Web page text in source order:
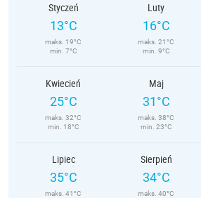
Styczeń
13°C
maks. 19°C
min. 7°C
Luty
16°C
maks. 21°C
min. 9°C
Kwiecień
25°C
maks. 32°C
min. 18°C
Maj
31°C
maks. 38°C
min. 23°C
Lipiec
35°C
maks. 41°C
Sierpień
34°C
maks. 40°C